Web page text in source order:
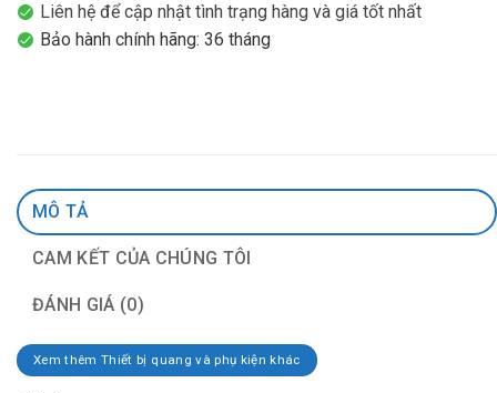
Liên hệ để cập nhật tình trạng hàng và giá tốt nhất
Bảo hành chính hãng: 36 tháng
MÔ TẢ
CAM KẾT CỦA CHÚNG TÔI
ĐÁNH GIÁ (0)
Xem thêm Thiết bị quang và phụ kiện khác